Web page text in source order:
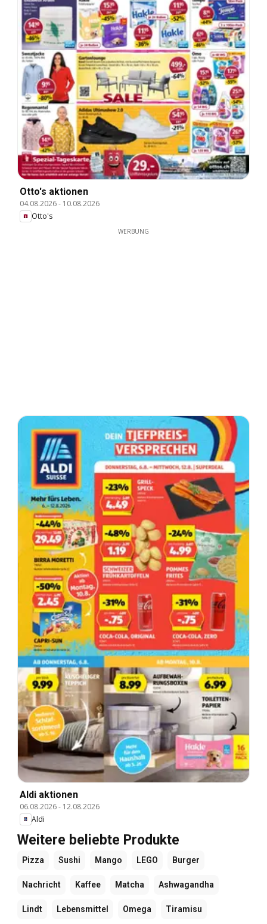
Otto's aktionen
04.08.2026- 10.08.2026
Otto's
WERBUNG
Aldi aktionen
06.08.2026- 12.08.2026
Aldi
Weitere beliebte Produkte
Pizza Sushi Mango LEGO Burger
Nachricht Kaffee Matcha Ashwagandha
Lindt Lebensmittel Omega Tiramisu